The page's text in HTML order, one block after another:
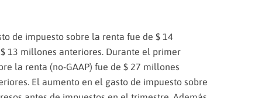
de impuesto sobre la renta fue de $ 14
13 millones anteriores. Durante el primer
la renta (no-GAAP) fue de $ 27 millones
El aumento en el gasto de impuesto sobre